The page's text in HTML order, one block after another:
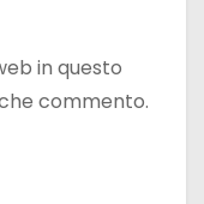
in questo
commento.